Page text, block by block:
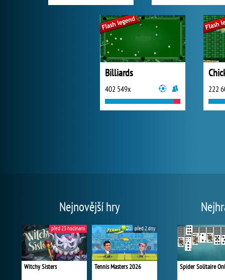
Billiards
402 549x 222
Nejnovější hry
Witchy Sisters
před 23 hodinami
Tennis Masters 2026
před 2 dny
Spider Solitaire